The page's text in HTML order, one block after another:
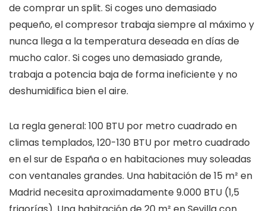
de comprar un split. Si coges uno demasiado
pequeño, el compresor trabaja siempre al máximo y
nunca llega a la temperatura deseada en días de
mucho calor. Si coges uno demasiado grande,
trabaja a potencia baja de forma ineficiente y no
deshumidifica bien el aire.
La regla general: 100 BTU por metro cuadrado en
climas templados, 120-130 BTU por metro cuadrado
en el sur de España o en habitaciones muy soleadas
con ventanales grandes. Una habitación de 15 m² en
Madrid necesita aproximadamente 9.000 BTU (1,5